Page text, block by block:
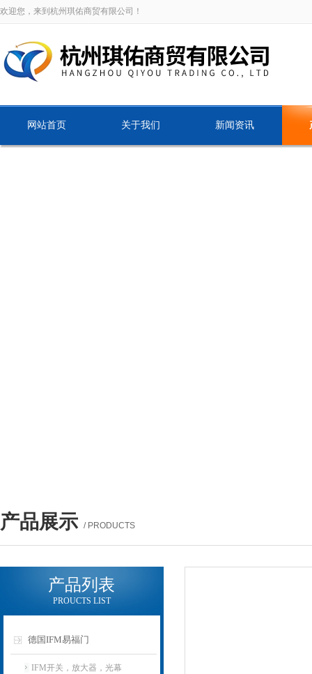
欢迎您，来到杭州琪佑商贸有限公司！
网站首页 关于我们 新闻资讯
产品展示 / PRODUCTS
产品列表
PROUCTS LIST
德国IFM易福门
IFM开关，放大器，光幕